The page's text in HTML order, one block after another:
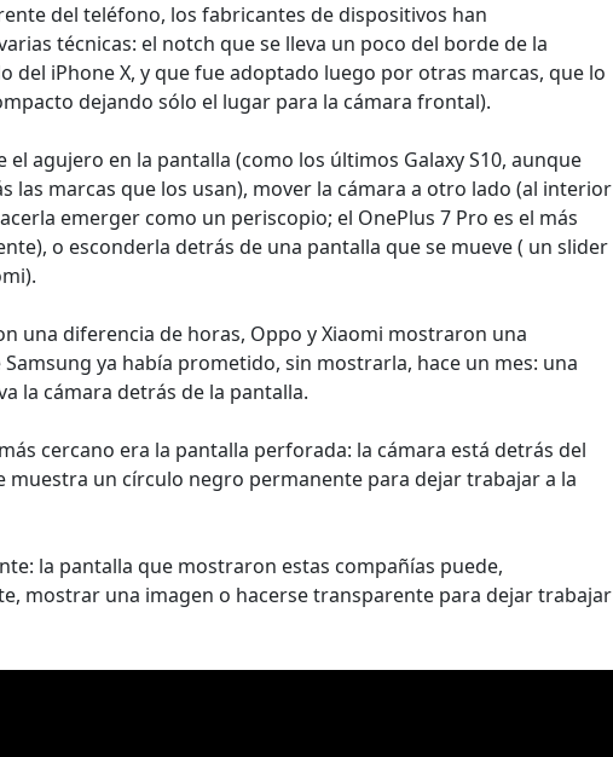
del teléfono, los fabricantes de dispositivos han
técnicas: el notch que se lleva un poco del borde de la
del iPhone X, y que fue adoptado luego por otras marcas, que lo
dejando sólo el lugar para la cámara frontal).
el agujero en la pantalla (como los últimos Galaxy S10, aunque
las marcas que los usan), mover la cámara a otro lado (al interior
emerger como un periscopio; el OnePlus 7 Pro es el más
o esconderla detrás de una pantalla que se mueve ( un slider
una diferencia de horas, Oppo y Xiaomi mostraron una
ya había prometido, sin mostrarla, hace un mes: una
la cámara detrás de la pantalla.
cercano era la pantalla perforada: la cámara está detrás del
muestra un círculo negro permanente para dejar trabajar a la
la pantalla que mostraron estas compañías puede,
mostrar una imagen o hacerse transparente para dejar trabajar